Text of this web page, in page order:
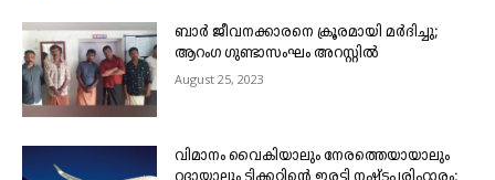
ബാർ ജീവനക്കാരനെ ക്രൂരമായി മർദിച്ചു;
ആറംഗ ഗുണ്ടാസംഘം അറസ്റ്റിൽ
August 25, 2023
വിമാനം വൈകിയാലും നേരത്തെയായാലും